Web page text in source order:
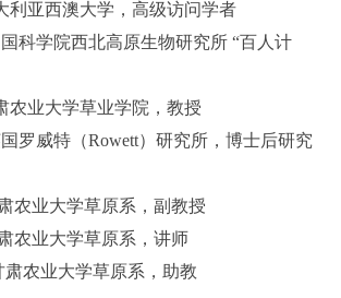
利亚西澳大学，高级访问学者
国科学院西北高原生物研究所 “百人计
农业大学草业学院，教授
国罗威特（Rowett）研究所，博士后研究
农业大学草原系，副教授
农业大学草原系，讲师
肃农业大学草原系，助教